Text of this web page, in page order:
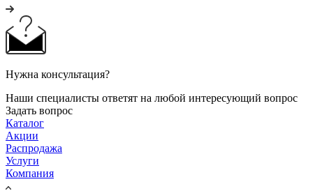
Нужна консультация?
Наши специалисты ответят на любой интересующий вопрос
Задать вопрос
Каталог
Акции
Распродажа
Услуги
Компания